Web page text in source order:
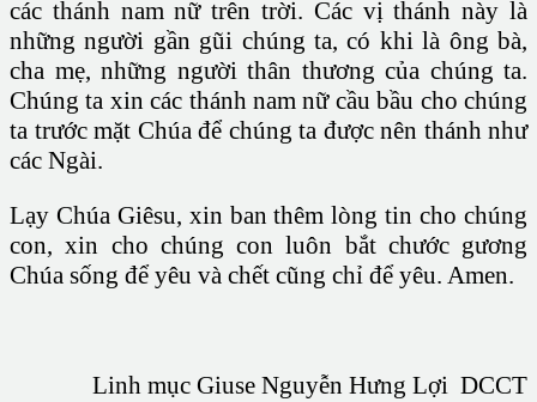
các thánh nam nữ trên trời. Các vị thánh này là
những người gần gũi chúng ta, có khi là ông bà,
cha mẹ, những người thân thương của chúng ta.
Chúng ta xin các thánh nam nữ cầu bầu cho chúng
ta trước mặt Chúa để chúng ta được nên thánh như
các Ngài.
Lạy Chúa Giêsu, xin ban thêm lòng tin cho chúng
con, xin cho chúng con luôn bắt chước gương
Chúa sống để yêu và chết cũng chỉ để yêu. Amen.
Linh mục Giuse Nguyễn Hưng Lợi DCCT